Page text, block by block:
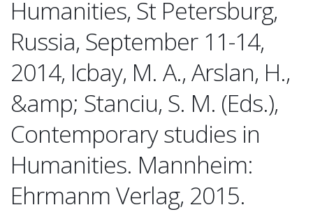
Humanities, St Petersburg,
Russia, September 11-14,
2014, Icbay, M. A., Arslan, H.,
&amp; Stanciu, S. M. (Eds.),
Contemporary studies in
Humanities. Mannheim:
Ehrmanm Verlag, 2015.